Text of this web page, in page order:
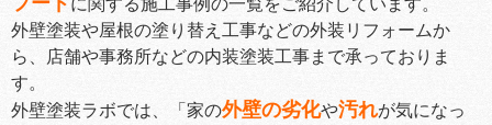
に関する施工事例の一覧をご紹介しています。
外壁塗装や屋根の塗り替え工事などの外装リフォームか
ら、店舗や事務所などの内装塗装工事まで承っておりま
す。
外壁塗装ラボでは、「家の外壁の劣化や汚れが気になっ